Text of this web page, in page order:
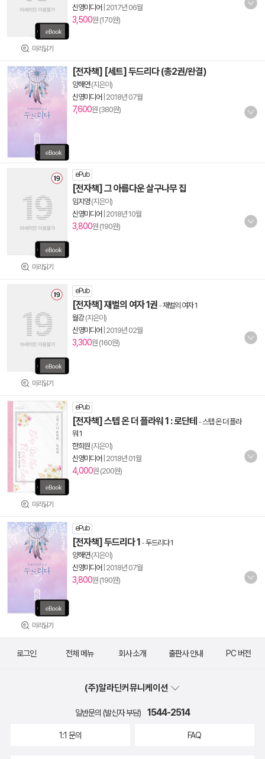
미리읽기
신영미디어 2017년 06월
3,500원 (170원)
[전자책] [세트] 두드리다 (총2권/완결)
양해연(지은이)
신영미디어 2018년 07월
7,600원 (380원)
미리읽기
ePub
[전자책] 그 아름다운 살구나무 집
임지영(지은이)
신영미디어 2018년 10월
3,800원 (190원)
미리읽기
ePub
[전자책] 재벌의 여자 1권 -재벌의 여자 1
월강(지은이)
신영미디어 2019년 02월
3,300원 (160원)
미리읽기
ePub
[전자책] 스텝 온 더 플라워 1 : 로단테 -스텝 온 더 플라
워 1
한희원 (지은이)
신영미디어 2018년 01월
4,000원 (200원)
미리읽기
ePub
[전자책] 두드리다 1 -두드리다 1
양해연(지은이)
신영미디어 2018년 07월
3,800원 (190원)
로그인 전체 메뉴 회사 소개 출판사 안내 PC 버전
(주)알라딘커뮤니케이션
일반문의 (발신자 부담) 1544-2514
1:1 문의 FAQ